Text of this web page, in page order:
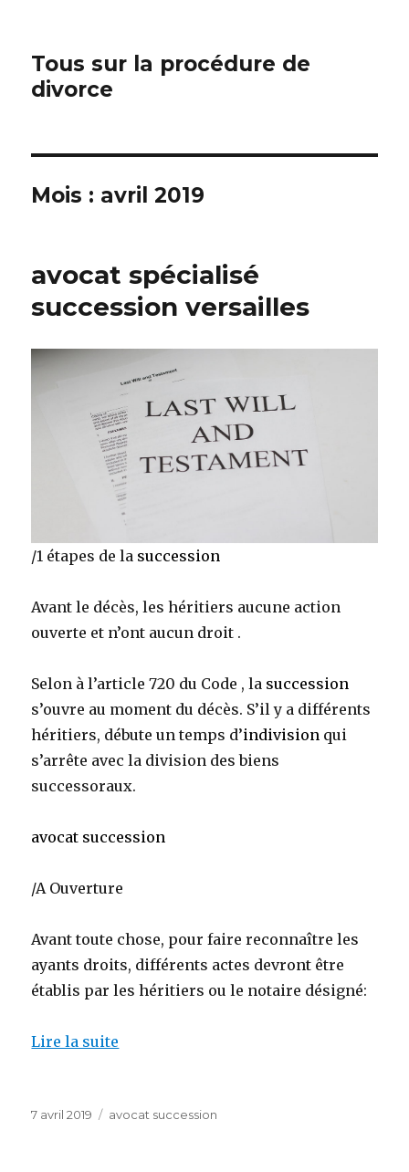
Tous sur la procédure de
divorce
Mois : avril 2019
avocat spécialisé
succession versailles
/1 étapes de la succession
Avant le décès, les héritiers aucune action
ouverte et n’ont aucun droit .
Selon à l’article 720 du Code , la succession
s’ouvre au moment du décès. S’il y a différents
héritiers, débute un temps d’indivision qui
s’arrête avec la division des biens
successoraux.
avocat succession
/A Ouverture
Avant toute chose, pour faire reconnaître les
ayants droits, différents actes devront être
établis par les héritiers ou le notaire désigné:
Lire la suite
Publié
7 avril 2019 Catégories
avocat succession